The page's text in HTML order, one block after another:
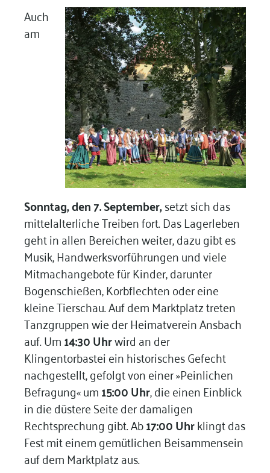
Auch
am
Sonntag, den 7. September,setzt sich das
mittelalterliche Treiben fort. Das Lagerleben
geht in allen Bereichen weiter, dazu gibt es
Musik, Handwerksvorführungen und viele
Mitmachangebote für Kinder, darunter
Bogenschießen, Korbflechten oder eine
kleine Tierschau. Auf dem Marktplatz treten
Tanzgruppen wie der Heimatverein Ansbach
auf. Um14:30 Uhrwird an der
Klingentorbastei ein historisches Gefecht
nachgestellt, gefolgt von einer »Peinlichen
Befragung« um15:00 Uhr, die einen Einblick
in die düstere Seite der damaligen
Rechtsprechung gibt. Ab17:00 Uhrklingt das
Fest mit einem gemütlichen Beisammensein
auf dem Marktplatz aus.